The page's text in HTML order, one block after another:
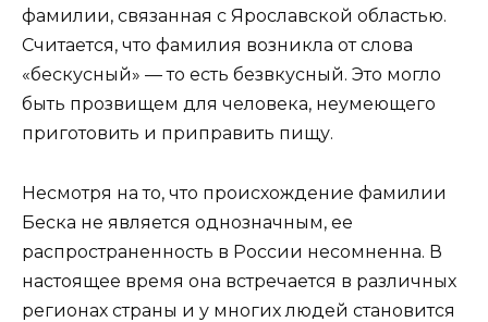
фамилии, связанная с Ярославской областью.
Считается, что фамилия возникла от слова
«бескусный» — то есть безвкусный. Это могло
быть прозвищем для человека, неумеющего
приготовить и приправить пищу.
Несмотря на то, что происхождение фамилии
Беска не является однозначным, ее
распространенность в России несомненна. В
настоящее время она встречается в различных
регионах страны и у многих людей становится